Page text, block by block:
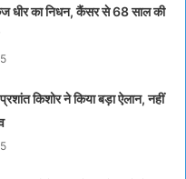
धीर का निधन, कैंसर से 68 साल की
किशोर ने किया बड़ा ऐलान, नहीं